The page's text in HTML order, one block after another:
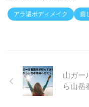
アラ還ボディメイク 癒
山ガー
ら山岳